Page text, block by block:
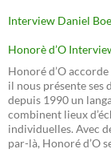
Interview Daniel
Honorè d’O
Honoré d’O
il nous présente ses
depuis 1990 un
combinent lieux
individuelles. Avec
par-là, Honoré d’O